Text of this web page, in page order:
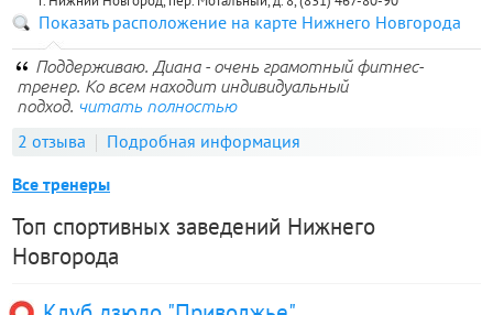
Показать расположение на карте Нижнего Новгорода
Поддерживаю. Диана - очень грамотный фитнес-
тренер. Ко всем находит индивидуальный
подход. читать полностью
2 отзыва
Подробная информация
Все тренеры
Топ спортивных заведений Нижнего
Новгорода